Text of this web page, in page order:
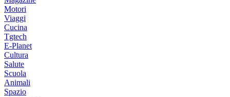
Motori
Viaggi
Cucina
Tgtech
E-Planet
Cultura
Salute
Scuola
Animali
Spazio